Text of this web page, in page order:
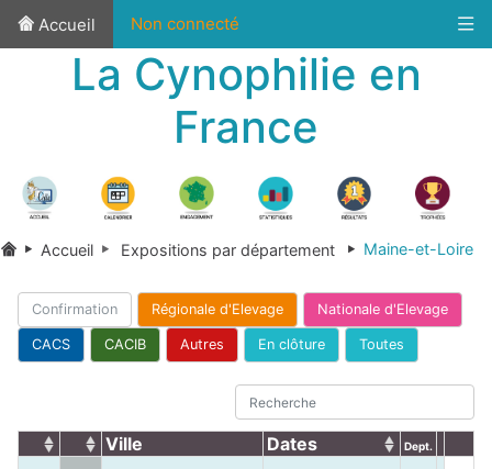
Accueil Non connecté
La Cynophilie en
France
Accueil Expositions par département Maine-et-Loire
Confirmation Régionale d'Elevage Nationale d'Elevage
CACS CACIB Autres En clôture Toutes
Ville Dates Dept.